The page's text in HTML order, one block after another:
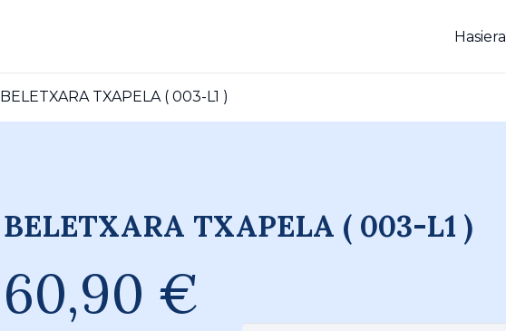
Hasiera
BELETXARA TXAPELA ( 003-L1 )
BELETXARA TXAPELA ( 003-L1 )
60,90 €